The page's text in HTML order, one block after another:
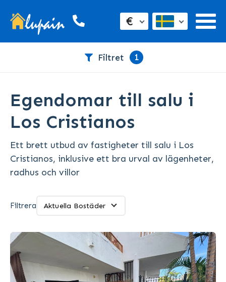
€
Filtret 1
Egendomar till salu i
Los Cristianos
Ett brett utbud av fastigheter till salu i Los
Cristianos, inklusive ett bra urval av lägenheter,
radhus och villor
Filtrera